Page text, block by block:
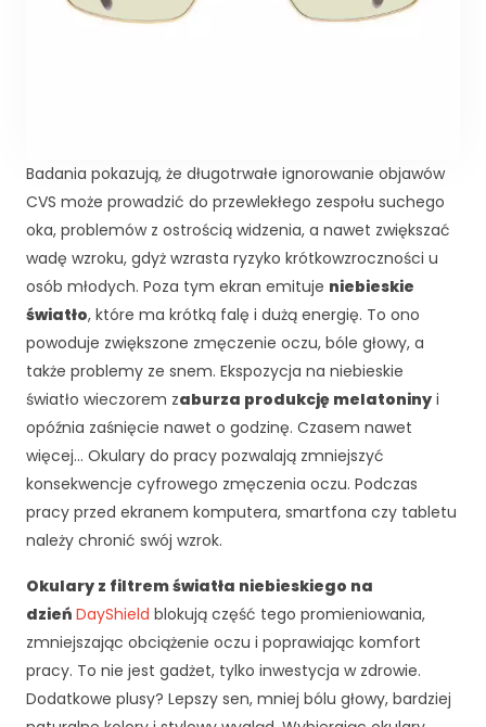
Badania pokazują, że długotrwałe ignorowanie objawów
CVS może prowadzić do przewlekłego zespołu suchego
oka, problemów z ostrością widzenia, a nawet zwiększać
wadę wzroku, gdyż wzrasta ryzyko krótkowzroczności u
osób młodych. Poza tym ekran emituje niebieskie
światło, które ma krótką falę i dużą energię. To ono
powoduje zwiększone zmęczenie oczu, bóle głowy, a
także problemy ze snem. Ekspozycja na niebieskie
światło wieczorem zaburza produkcję melatoniny i
opóźnia zaśnięcie nawet o godzinę. Czasem nawet
więcej… Okulary do pracy pozwalają zmniejszyć
konsekwencje cyfrowego zmęczenia oczu. Podczas
pracy przed ekranem komputera, smartfona czy tabletu
należy chronić swój wzrok.
Okulary z filtrem światła niebieskiego na
dzień DayShield blokują część tego promieniowania,
zmniejszając obciążenie oczu i poprawiając komfort
pracy. To nie jest gadżet, tylko inwestycja w zdrowie.
Dodatkowe plusy? Lepszy sen, mniej bólu głowy, bardziej
n
k
cj
o
al
n
o
ś
i
st
ru
kt
ur
o
n
y